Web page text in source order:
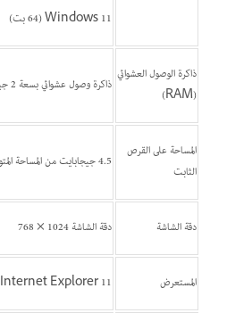
Windows 11 (64 بت)
ذاكرة الوصول العشوائي
(RAM)
ذاكرة وصول عشوائي بسعة 2 جيجابايت
المساحة على القرص
الثابت
4.5 جيجابايت من المساحة المتوفرة على القرص الثابت
دقة الشاشة دقة الشاشة 1024 × 768
المستعرض Internet Explorer 11 أو Firefox‏ (ESR) أو Chrome